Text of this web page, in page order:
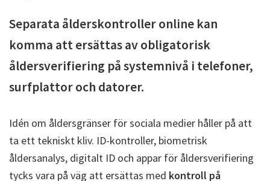
Separata ålderskontroller online kan
komma att ersättas av obligatorisk
åldersverifiering på systemnivå i telefoner,
surfplattor och datorer.
Idén om åldersgränser för sociala medier håller på att
ta ett tekniskt kliv. ID-kontroller, biometrisk
åldersanalys, digitalt ID och appar för åldersverifiering
tycks vara på väg att ersättas med kontroll på